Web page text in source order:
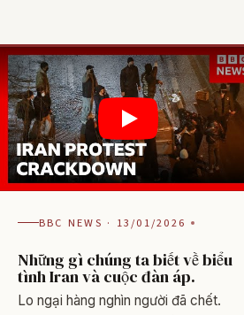
BBC NEWS · 13/01/2026
Những gì chúng ta biết về biểu
tình Iran và cuộc đàn áp.
Lo ngại hàng nghìn người đã chết.